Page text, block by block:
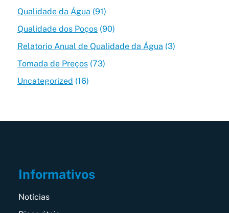
Qualidade da Água (91)
Qualidade dos Poços(90)
Relatorio Anual de Qualidade da Água (3)
Tomada de Preços(73)
Uncategorized (16)
Informativos
Notícias